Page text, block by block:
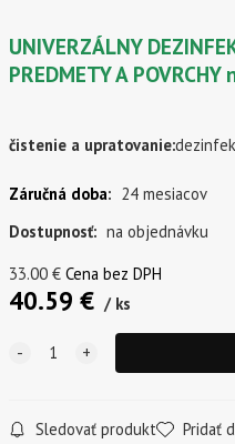
UNIVERZÁLNY
PREDMETY A
čistenie a upratovanie:
Záručná doba: 24 mesiacov
Dostupnosť: na objednávku
33.00€ Cena bez DPH
40.59 € ks
Sledovať produkt Pridať